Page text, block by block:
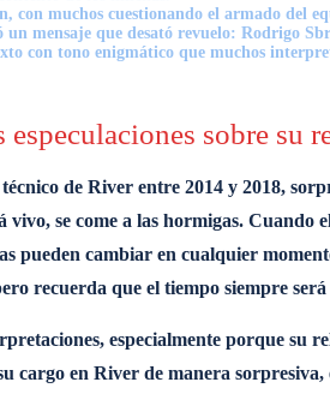
con muchos cuestionando el armado del
un mensaje que desató revuelo: Rodrigo
con tono enigmático que muchos
sobre su
de River entre 2014 y 2018,
se come a las hormigas. Cuando
pueden cambiar en cualquier
recuerda que el tiempo siempre
especialmente porque su
cargo en River de manera sorpresiva,